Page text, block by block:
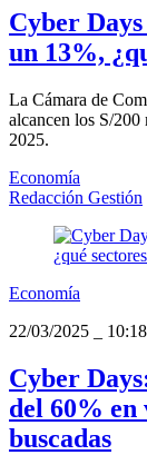
Cyber
un 13%,
La Cámara de
alcancen los S/
2025.
Economía
Redacción Gestión
Economía
22/03/2025
10:18
Cyber
del 60% en
buscadas